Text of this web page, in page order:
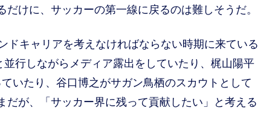
けに、サッカーの第一線に戻るのは難しそうだ。
キャリアを考えなければならない時期に来ている
行しながらメディア露出をしていたり、梶山陽平
いたり、谷口博之がサガン鳥栖のスカウトとして
が、「サッカー界に残って貢献したい」と考える